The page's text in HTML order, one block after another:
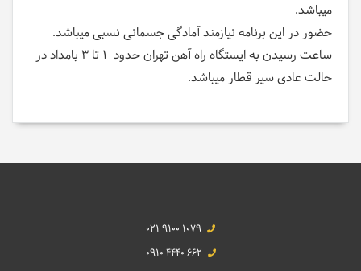
میباشد.
حضور در این برنامه نیازمند آمادگی جسمانی نسبی میباشد.
ساعت رسیدن به ایستگاه راه آهن تهران حدود 1 تا 3 بامداد در
حالت عادی سیر قطار میباشد.
021 9100 1079
0910 4440 662